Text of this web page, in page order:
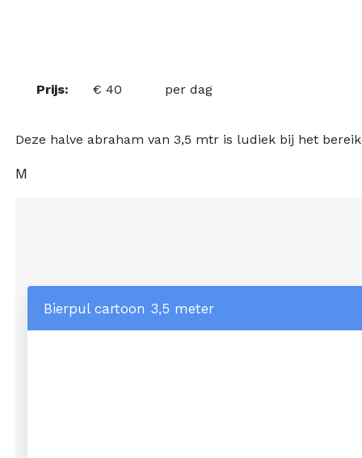
Prijs: € 40 per dag
Deze halve abraham van 3,5 mtr is ludiek bij het
M
Bierpul cartoon 3,5 meter